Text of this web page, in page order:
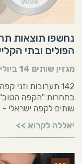
הפולים ובתי
מגזין שותים 14 ביולי 2026
שותים לקפה ישראלי -
יאללה לקרוא >>